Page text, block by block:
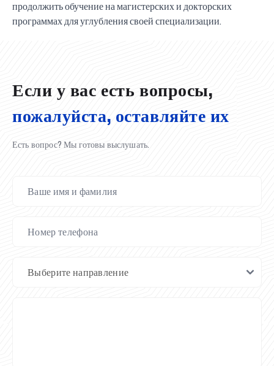
продолжить обучение на магистерских и докторских
программах для углубления своей специализации.
UBS professori "Yangi O‘zbekiston yosh olimlari"
qatoridan joy oldi!
Вышел новый номер нашей любимой газеты «UBS
Xabarnomasi»!
Анализ деятельности UBS и планы на перспективу
Преподаватели UBS повысили квалификацию в
Кыргызстане
Вперёд к победе, Узбекистан!
НАЗНАЧЕНИЕ
UBS в средствах массовой информации
UBS и выпускники университета удостоены наград
хокимията области
Хотите вывести изучение языка на новый уровень?
Inson kapitaliga yo‘naltirilgan investitsiya — Yangi
O‘zbekiston taraqqiyotining eng muhim tayanchi
Если у вас есть вопросы,
пожалуйста, оставляйте их
Есть вопрос? Мы готовы выслушать.